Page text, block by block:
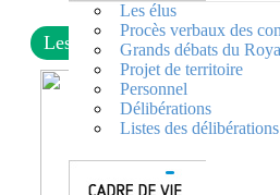
Les élus
Procès verbaux des
Grands débats du
Projet de territoire
Personnel
Délibérations
Listes des
Les transports publics